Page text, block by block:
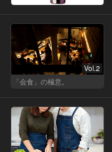
Vol.2
「会食」の極意。